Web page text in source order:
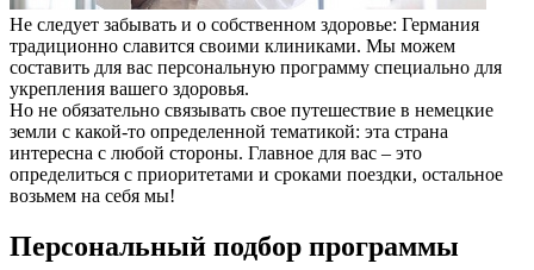
Не следует забывать и о собственном здоровье: Германия
традиционно славится своими клиниками. Мы можем
составить для вас персональную программу специально для
укрепления вашего здоровья.
Но не обязательно связывать свое путешествие в немецкие
земли с какой-то определенной тематикой: эта страна
интересна с любой стороны. Главное для вас – это
определиться с приоритетами и сроками поездки, остальное
возьмем на себя мы!
Персональный подбор программы